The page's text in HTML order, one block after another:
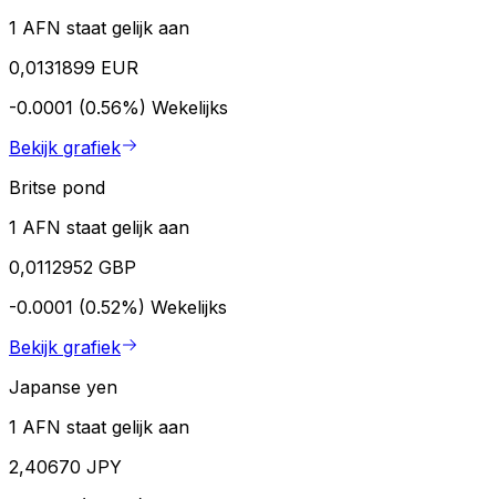
1 AFN staat gelijk aan
0,0131899 EUR
-0.0001 (0.56%) Wekelijks
Bekijk grafiek
Britse pond
1 AFN staat gelijk aan
0,0112952 GBP
-0.0001 (0.52%) Wekelijks
Bekijk grafiek
Japanse yen
1 AFN staat gelijk aan
2,40670 JPY